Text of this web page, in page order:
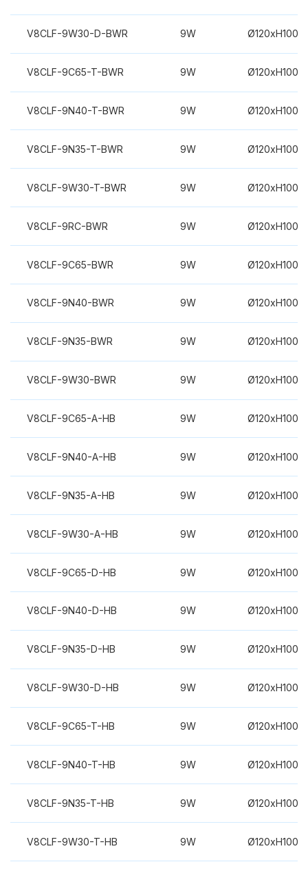
V8CLF-9W30-D-BWR 9W
V8CLF-9C65-T-BWR 9W
V8CLF-9N40-T-BWR 9W
V8CLF-9N35-T-BWR 9W
V8CLF-9W30-T-BWR 9W
V8CLF-9RC-BWR 9W
V8CLF-9C65-BWR 9W
V8CLF-9N40-BWR 9W
V8CLF-9N35-BWR 9W
V8CLF-9W30-BWR 9W
V8CLF-9C65-A-HB 9W
V8CLF-9N40-A-HB 9W
V8CLF-9N35-A-HB 9W
V8CLF-9W30-A-HB 9W
V8CLF-9C65-D-HB 9W
V8CLF-9N40-D-HB 9W
V8CLF-9N35-D-HB 9W
V8CLF-9W30-D-HB 9W
V8CLF-9C65-T-HB 9W
V8CLF-9N40-T-HB 9W
V8CLF-9N35-T-HB 9W
V8CLF-9W30-T-HB 9W